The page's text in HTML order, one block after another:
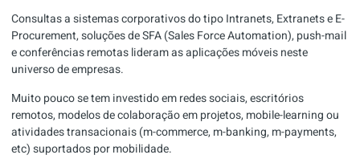
Consultas a sistemas corporativos do tipo Intranets, Extranets e E-
Procurement, soluções de SFA (Sales Force Automation), push-mail
e conferências remotas lideram as aplicações móveis neste
universo de empresas.
Muito pouco se tem investido em redes sociais, escritórios
remotos, modelos de colaboração em projetos, mobile-learning ou
atividades transacionais (m-commerce, m-banking, m-payments,
etc) suportados por mobilidade.